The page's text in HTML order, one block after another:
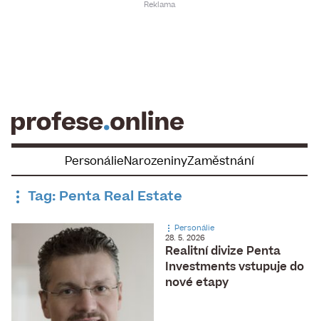
PersonálieNarozeninyZaměstnání
Tag: Penta Real Estate
Realitní divize Penta
Investments vstupuje do
nové etapy
Personálie
28. 5. 2026